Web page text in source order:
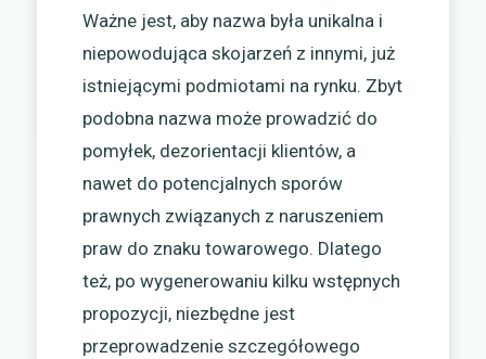
Ważne jest, aby nazwa była unikalna i
niepowodująca skojarzeń z innymi, już
istniejącymi podmiotami na rynku. Zbyt
podobna nazwa może prowadzić do
pomyłek, dezorientacji klientów, a
nawet do potencjalnych sporów
prawnych związanych z naruszeniem
praw do znaku towarowego. Dlatego
też, po wygenerowaniu kilku wstępnych
propozycji, niezbędne jest
przeprowadzenie szczegółowego